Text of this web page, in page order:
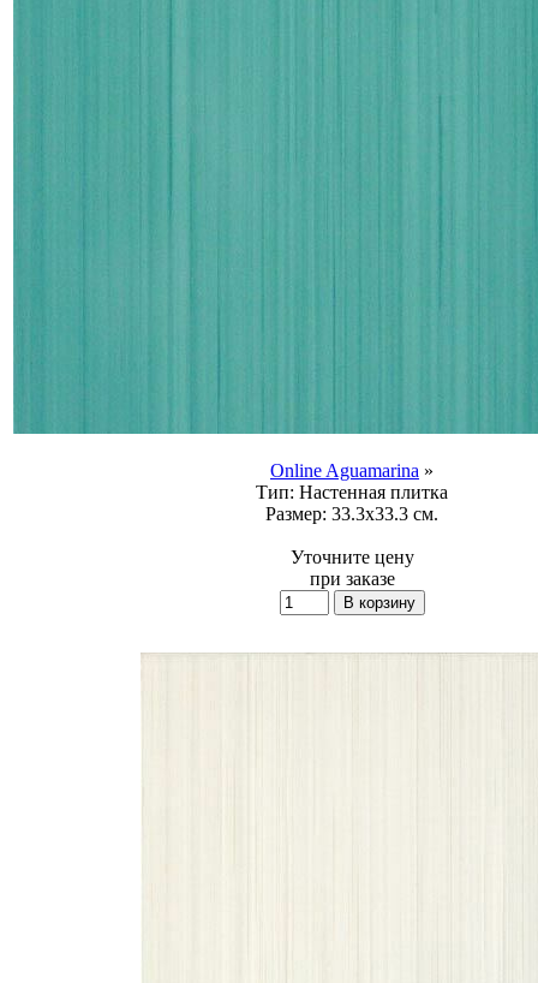
Online Aguamarina »
Тип: Настенная плитка
Размер: 33.3x33.3 см.
Уточните цену
при заказе